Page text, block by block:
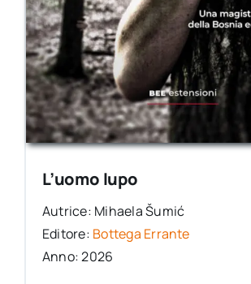
L’uomo lupo
Autrice: Mihaela Šumić
Editore: Bottega Errante
Anno: 2026